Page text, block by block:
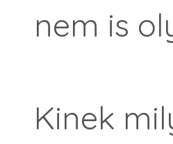
nem is
Kinek